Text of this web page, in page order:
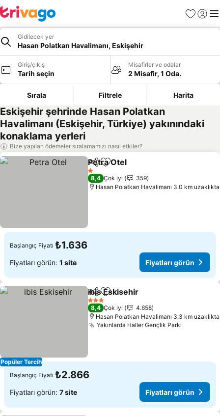
Favoriler
Giriş
Gidilecek yer
Hasan Polatkan Havalimanı, Eskişehir
Giriş/çıkış
Tarih seçin
Misafirler ve odalar
2 Misafir, 1 Oda.
Sırala Filtrele Harita
Eskişehir şehrinde Hasan Polatkan
Havalimanı (Eskişehir, Türkiye) yakınındaki
konaklama yerleri
Bize yapılan ödemeler sıralamamızı nasıl etkiler?
PaylaşFavorilerime ekle
Petra Otel
1 Yıldız
8,4 Çok iyi
359
Hasan Polatkan Havalimanı 3.0 km uzaklıkta
Başlangıç Fiyatı ₺1.636
Fiyatları görün: 1 site Fiyatları görün
Popüler Tercih
PaylaşFavorilerime ekle
ibis Eskisehir
3 Yıldız
8,4 Çok iyi
4.658
Hasan Polatkan Havalimanı 3.3 km uzaklıkta
Yakınlarda Haller Gençlik Parkı
Başlangıç Fiyatı ₺2.866
Fiyatları görün: 7 site Fiyatları görün